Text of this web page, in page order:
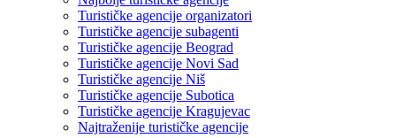
Turističke agencije organizatori
Turističke agencije subagenti
Turističke agencije Beograd
Turističke agencije Novi Sad
Turističke agencije Niš
Turističke agencije Subotica
Turističke agencije Kragujevac
Najtraženije turističke agencije